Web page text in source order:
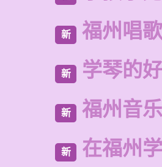
新 福州唱
新 学琴的
新 福州音
新 在福州